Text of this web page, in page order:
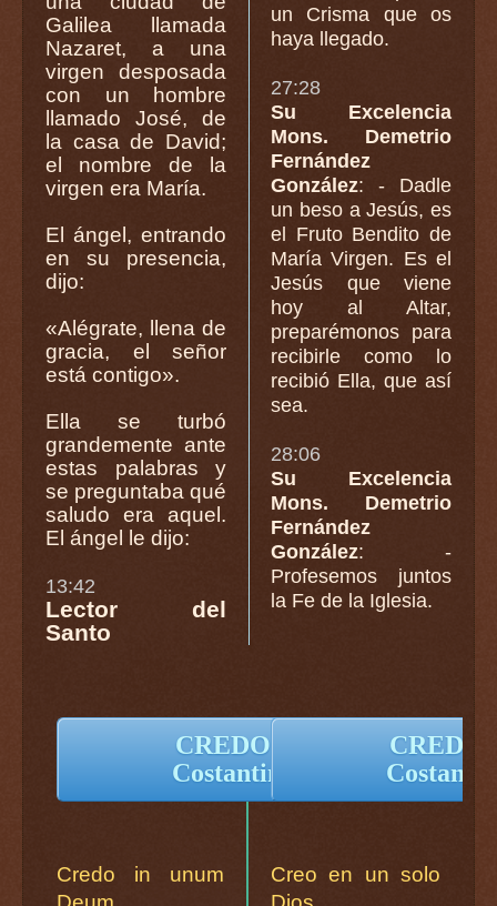
Galilea llamada
Nazaret, a una
virgen desposada
con un hombre
llamado José, de
la casa de David;
el nombre de la
virgen era María.
El ángel, entrando
en su presencia,
dijo:
«Alégrate, llena de
gracia, el señor
está contigo».
Ella se turbó
grandemente ante
estas palabras y
se preguntaba qué
saludo era aquel.
El ángel le dijo:
13:42
Lector del
Santo
un Crisma que os
haya llegado.
27:28
Su Excelencia
Mons. Demetrio
Fernández
González: - Dadle
un beso a Jesús, es
el Fruto Bendito de
María Virgen. Es el
Jesús que viene
hoy al Altar,
preparémonos para
recibirle como lo
recibió Ella, que así
sea.
28:06
Su Excelencia
Mons. Demetrio
Fernández
González: -
Profesemos juntos
la Fe de la Iglesia.
CREDO - Nicceno
Costantinopolitano
Credo in unum
CREDO
Creo en un solo